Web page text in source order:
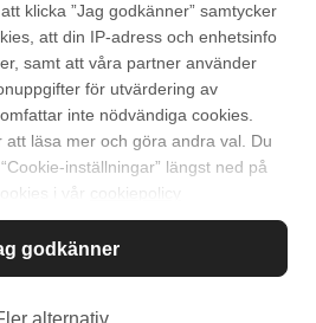
- 16:00
klicka ”Jag godkänner” samtycker
att din IP-adress och enhetsinfo
samt att våra partner använder
för utvärdering av
inte nödvändiga cookies.
att läsa mer och göra andra val. Du
inställningar” längst ned på
i vår
cookiepolicy
godkänner
alternativ